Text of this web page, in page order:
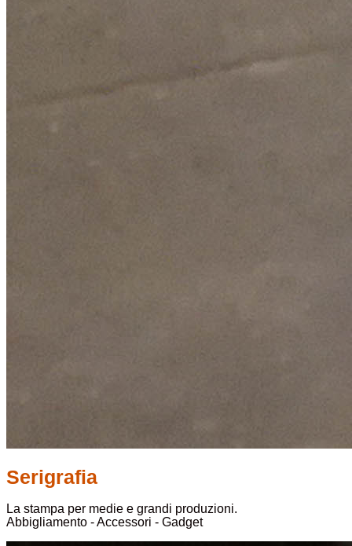
Serigrafia
La stampa per medie e grandi produzioni.
Abbigliamento - Accessori - Gadget